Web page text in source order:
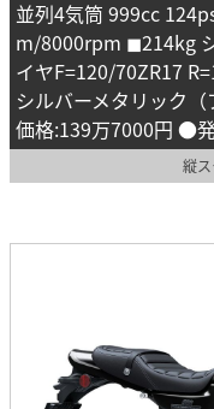
並列4気筒 999cc
m/8000rpm ◼︎214kg
イヤF=120/70ZR17
シルバーメタリック
価格:139万7000円 ●
縦